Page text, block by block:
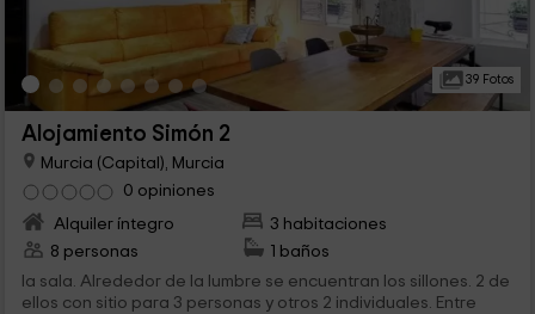
39 Fotos
Alojamiento Simón 2
Murcia (Capital), Murcia
0 opiniones
Alquiler íntegro
3 habitaciones
8 personas
1 baños
la sala. Alrededor de la lumbre se encuentran los sillones. 2 de
ellos con sitio para 3 personas y otros 2 individuales. Entre